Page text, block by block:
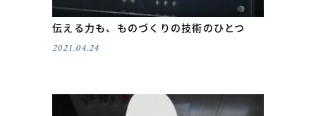
伝える力も、ものづくりの技術のひとつ
2021.04.24